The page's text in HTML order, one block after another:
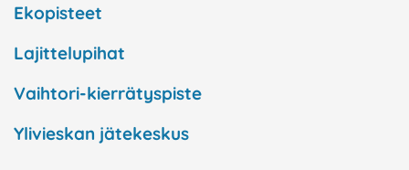
Ekopisteet
Lajittelupihat
Vaihtori-kierrätyspiste
Ylivieskan jätekeskus